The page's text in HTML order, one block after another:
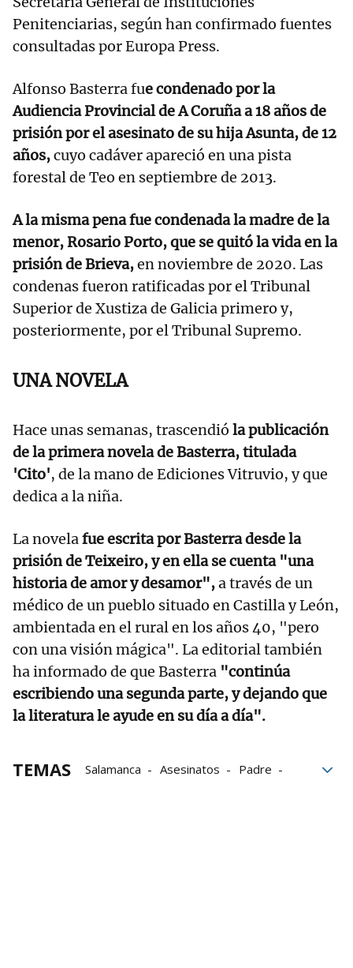
Penitenciarias, según han confirmado fuentes
consultadas por Europa Press.
Alfonso Basterra fue condenado por la
Audiencia Provincial de A Coruña a 18 años de
prisión por el asesinato de su hija Asunta, de 12
años,cuyo cadáver apareció en una pista
forestal de Teo en septiembre de 2013.
A la misma pena fue condenada la madre de la
menor, Rosario Porto, que se quitó la vida en la
prisión de Brieva,en noviembre de 2020. Las
condenas fueron ratificadas por el Tribunal
Superior de Xustiza de Galicia primero y,
posteriormente, por el Tribunal Supremo.
UNA NOVELA
Hace unas semanas, trascendió la publicación
de la primera novela de Basterra, titulada
'Cito', de la mano de Ediciones Vitruvio, y que
dedica a la niña.
La novelafue escrita por Basterra desde la
prisión de Teixeiro, y en ella se cuenta "una
historia de amor y desamor",a través de un
médico de un pueblo situado en Castilla y León,
ambientada en el rural en los años 40, "pero
con una visión mágica". La editorial también
ha informado de que Basterra "continúa
escribiendo una segunda parte, y dejando que
la literatura le ayude en su día a día".
TEMAS Salamanca Asesinatos
Padre